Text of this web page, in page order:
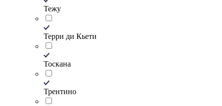
Тежу
Терри ди Кьети
Тоскана
Трентино